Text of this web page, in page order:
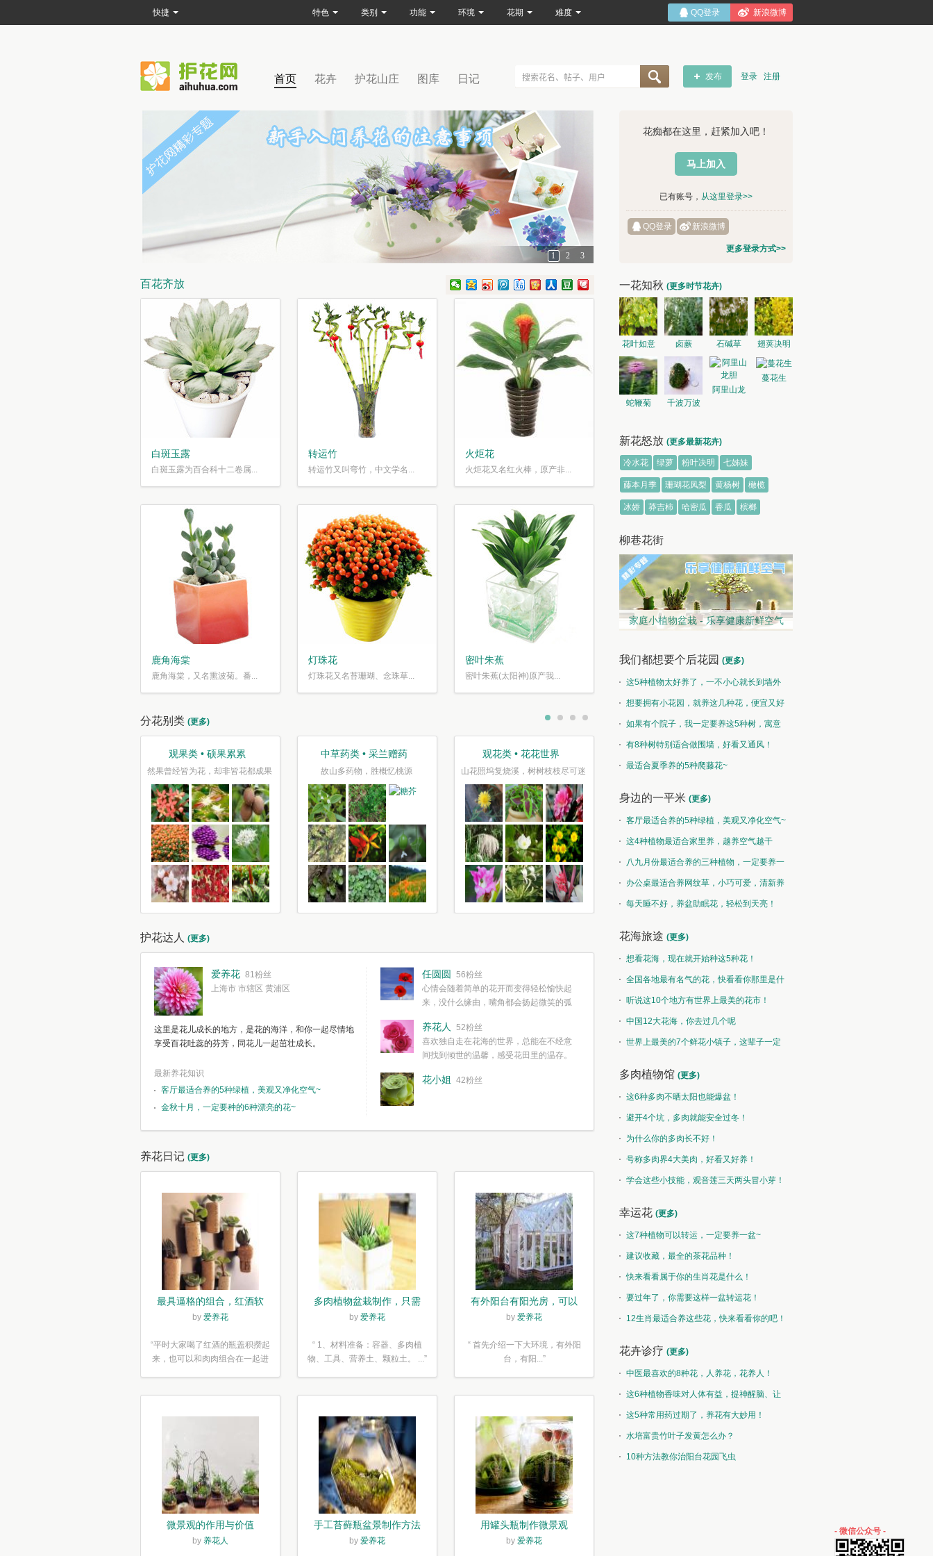
首页 花卉 护花山庄 图库 日记 发布 登录 注册
1 2 3
百花齐放
白斑玉露
白斑玉露为百合科十二卷属...
转运竹
转运竹又叫弯竹，中文学名...
火炬花
火炬花又名红火棒，原产非...
鹿角海棠
鹿角海棠，又名熏波菊。番...
灯珠花
灯珠花又名苔珊瑚、念珠草...
密叶朱蕉
密叶朱蕉(太阳神)原产我...
分花别类 (更多)
观果类 • 硕果累累
然果曾经皆为花，却非皆花都成果
中草药类 • 采兰赠药
故山多药物，胜概忆桃源
观花类 • 花花世界
山花照坞复烧溪，树树枝枝尽可迷 野火烧不尽，春风吹又生
护花达人 (更多)
爱养花 81粉丝
上海市 市辖区 黄浦区
这里是花儿成长的地方，是花的海洋，和你一起尽情地
享受百花吐蕊的芬芳，同花儿一起茁壮成长。
最新养花知识
客厅最适合养的5种绿植，美观又净化空气~
金秋十月，一定要种的6种漂亮的花~
任圆圆
56粉丝
心情会随着简单的花开而变得轻松愉快起
来，没什么缘由，嘴角都会扬起微笑的弧
简单愉快的心情，这些都不需要想得太多，其实都是
我们自己复杂了生活和心境。
养花人
52粉丝
喜欢独自走在花海的世界，总能在不经意
间找到倾世的温馨，感受花田里的温存。
花小姐 42粉丝
养花日记 (更多)
最具逼格的组合，红酒软
木塞diy多肉植物盆栽
by 爱养花
“平时大家喝了红酒的瓶盖积攒起
来，也可以和肉肉组合在一起进
多肉植物盆栽制作，只需
简单6步
by 爱养花
“ 1、材料准备：容器、多肉植
物、工具、营养土、颗粒土。 ...”
有外阳台有阳光房，可以
露养！为了肉肉，任性又
by 爱养花
“ 首先介绍一下大环境，有外阳
台，有阳...”
微景观的作用与价值
by 养花人
手工苔藓瓶盆景制作方法
by 爱养花
用罐头瓶制作微景观
by 爱养花
花痴都在这里，赶紧加入吧！
马上加入
已有账号， 从这里登录>>
QQ登录 新浪微博
更多登录方式>>
一花知秋 (更多时节花卉)
花叶如意 卤蕨 石碱草 翅荚决明
蛇鞭菊 千波万波
阿里山龙
蔓花生
新花怒放 (更多最新花卉)
冷水花 绿萝 粉叶决明 七姊妹
藤本月季 珊瑚花凤梨 黄杨树 橄榄
冰娇 莽吉柿 哈密瓜 香瓜 槟榔
柳巷花街
家庭小植物盆栽 - 乐享健康新鲜空气
我们都想要个后花园 (更多)
这5种植物太好养了，一不小心就长到墙外
了~想要拥有小花园，就养这几种花，便宜又好
养！如果有个院子，我一定要养这5种树，寓意
特别好！
有8种树特别适合做围墙，好看又通风！
最适合夏季养的5种爬藤花~
身边的一平米 (更多)
客厅最适合养的5种绿植，美观又净化空气~
这4种植物最适合家里养，越养空气越干
净！八九月份最适合养的三种植物，一定要养一
盆呀~
办公桌最适合养网纹草，小巧可爱，清新养
眼！每天睡不好，养盆助眠花，轻松到天亮！
花海旅途 (更多)
想看花海，现在就开始种这5种花！
全国各地最有名气的花，快看看你那里是什
么花儿！
听说这10个地方有世界上最美的花市！
中国12大花海，你去过几个呢
世界上最美的7个鲜花小镇子，这辈子一定
多肉植物馆 (更多)
这6种多肉不晒太阳也能爆盆！
避开4个坑，多肉就能安全过冬！
为什么你的多肉长不好！
号称多肉界4大美肉，好看又好养！
学会这些小技能，观音莲三天两头冒小芽！
幸运花 (更多)
这7种植物可以转运，一定要养一盆~
建议收藏，最全的茶花品种！
快来看看属于你的生肖花是什么！
要过年了，你需要这样一盆转运花！
12生肖最适合养这些花，快来看看你的吧！
花卉诊疗 (更多)
中医最喜欢的8种花，人养花，花养人！
这6种植物香味对人体有益，提神醒脑、让
你睡的香、身体棒。
这5种常用药过期了，养花有大妙用！
水培富贵竹叶子发黄怎么办？
10种方法教你治阳台花园飞虫
快捷 特色 类别 功能 环境 花期 难度 QQ登录 新浪微博
- 微信公众号 -